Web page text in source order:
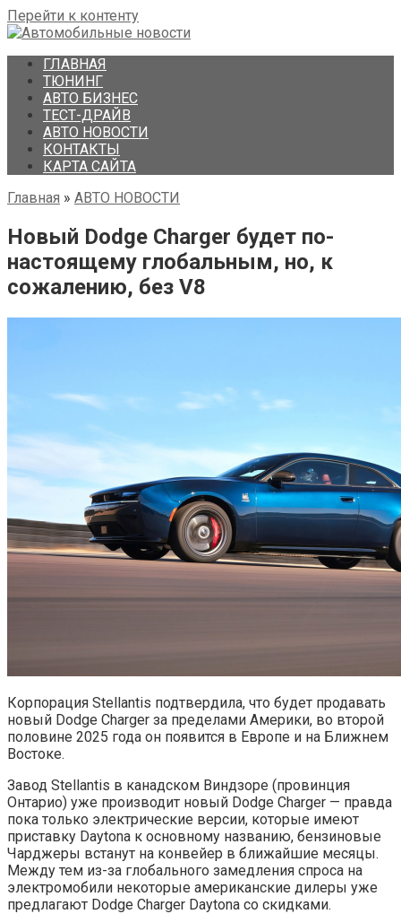
Перейти к контенту
ГЛАВНАЯ
ТЮНИНГ
АВТО БИЗНЕС
ТЕСТ-ДРАЙВ
АВТО НОВОСТИ
КОНТАКТЫ
КАРТА САЙТА
Главная » АВТО НОВОСТИ
Новый Dodge Charger будет по-
настоящему глобальным, но, к
сожалению, без V8
Корпорация Stellantis подтвердила, что будет продавать
новый Dodge Charger за пределами Америки, во второй
половине 2025 года он появится в Европе и на Ближнем
Востоке.
Завод Stellantis в канадском Виндзоре (провинция
Онтарио) уже производит новый Dodge Charger — правда
пока только электрические версии, которые имеют
приставку Daytona к основному названию, бензиновые
Чарджеры встанут на конвейер в ближайшие месяцы.
Между тем из-за глобального замедления спроса на
электромобили некоторые американские дилеры уже
предлагают Dodge Charger Daytona со скидками.